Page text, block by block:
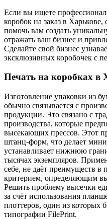
Если вы ищете
коробок на заказ в
помочь вам создать
отражать ваш бизнес и
Сделайте свой бизнес
эксклюзивных коробочек с
Печать на коробках в
Изготовление упаковки из
обычно связывается с
продукции. Это связано с
производства, которые
высекающих прессов. Этот
штанц-форм, что делает
устанавливает нижнюю
тысячах экземпляров.
себе, не даёт преимуществ
критерием, определяющим
Решить проблему высечки
за счёт использования
плоттеров, один из которых
типографии FilePrint.